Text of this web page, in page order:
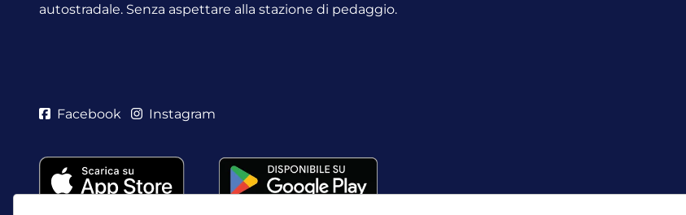
autostradale. Senza aspettare alla stazione di pedaggio.
Facebook Instagram